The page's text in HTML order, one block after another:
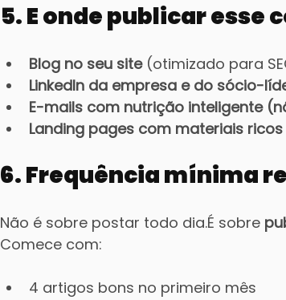
5. E onde publicar esse
Blog no seu site (otimizado para
LinkedIn da empresa e do sócio-
E-mails com nutrição inteligente
Landing pages com materiais
6. Frequência mínima
Não é sobre postar todo dia.É sobre
Comece com:
4 artigos bons no primeiro mês